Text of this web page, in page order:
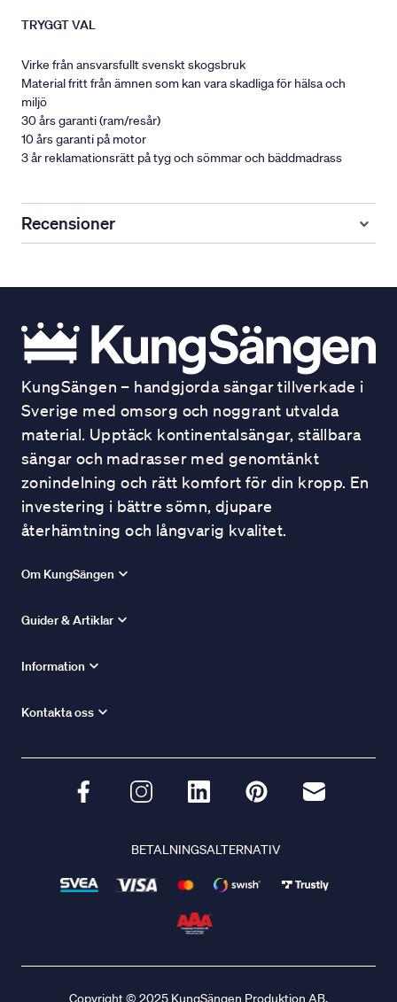
TRYGGT VAL
Virke från ansvarsfullt svenskt skogsbruk
Material fritt från ämnen som kan vara skadliga för hälsa och
miljö
30 års garanti (ram/resår)
10 års garanti på motor
3 år reklamationsrätt på tyg och sömmar och bäddmadrass
Recensioner
KungSängen – handgjorda sängar tillverkade i
Sverige med omsorg och noggrant utvalda
material. Upptäck kontinentalsängar, ställbara
sängar och madrasser med genomtänkt
zonindelning och rätt komfort för din kropp. En
investering i bättre sömn, djupare
återhämtning och långvarig kvalitet.
Om KungSängen
Guider & Artiklar
Information
Kontakta oss
BETALNINGSALTERNATIV
Copyright © 2025 KungSängen Produktion AB.